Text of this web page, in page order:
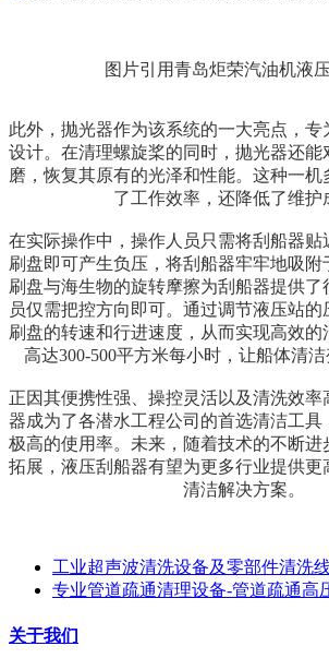
图片引用青岛炬荣汽油机液
此外，抛光器作为该系统的一大亮点，
设计。在清理螺旋桨的同时，抛光器还能
磨，恢复其原有的光泽和性能。这种一机
了工作效率，还降低了维护
在实际操作中，操作人员只需将刮船器贴
刷盘即可产生负压，将刮船器牢牢地吸附
刷盘与海生物的旋转摩擦为刮船器提供了
员仅需把控方向即可。通过调节液压站
刷盘的转速和行进速度，从而实现高效的
高达300-500平方米每小时，让船体清
正因其便携性强、操控灵活以及清洗效
器成为了各潜水工程公司的首选清洁工具
极高的使用率。未来，随着技术的不断进
拓展，液压刮船器有望为更多行业提供更
清洁解决方案。
工业超声波清洗设备及零部件清洗
专业管道疏通清理设备-管道疏通高
关于我们